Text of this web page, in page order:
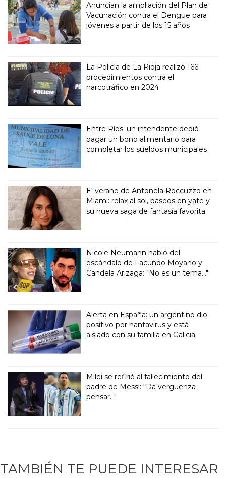
Anuncian la ampliación del Plan de
Vacunación contra el Dengue para
jóvenes a partir de los 15 años
La Policía de La Rioja realizó 166
procedimientos contra el
narcotráfico en 2024
Entre Ríos: un intendente debió
pagar un bono alimentario para
completar los sueldos municipales
El verano de Antonela Roccuzzo en
Miami: relax al sol, paseos en yate y
su nueva saga de fantasía favorita
Nicole Neumann habló del
escándalo de Facundo Moyano y
Candela Arizaga: "No es un tema..."
Alerta en España: un argentino dio
positivo por hantavirus y está
aislado con su familia en Galicia
Milei se refirió al fallecimiento del
padre de Messi: “Da vergüenza
pensar..."
TAMBIÉN TE PUEDE INTERESAR